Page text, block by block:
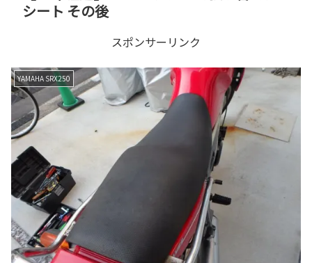
シート その後
スポンサーリンク
YAMAHA SRX250